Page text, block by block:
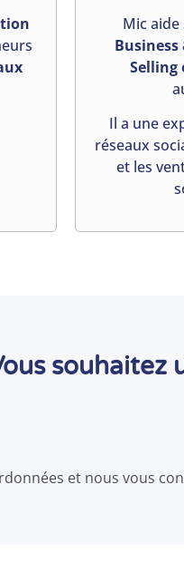
Mic
Business
Selling
Il a une
réseaux
et les
souhaitez
et nous vous